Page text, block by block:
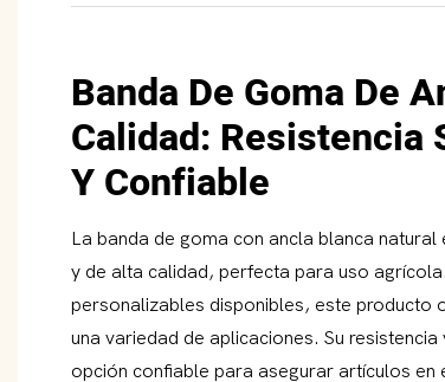
Banda De Goma De
Calidad: Resistencia
Y Confiable
La banda de goma con ancla blanca
y de alta calidad, perfecta para uso
personalizables disponibles, este producto
una variedad de aplicaciones. Su
opción confiable para asegurar artículos en